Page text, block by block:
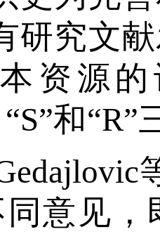
研究文
资源
和
同意见